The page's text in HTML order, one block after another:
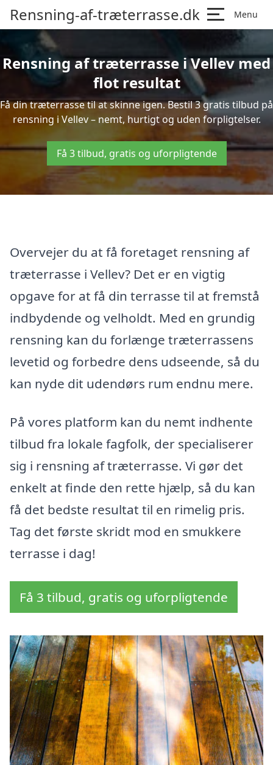
Rensning-af-træterrasse.dk Menu
Rensning af træterrasse i Vellev med
flot resultat
Få din træterrasse til at skinne igen. Bestil 3 gratis tilbud på
rensning i Vellev – nemt, hurtigt og uden forpligtelser.
Få 3 tilbud, gratis og uforpligtende
Overvejer du at få foretaget rensning af
træterrasse i Vellev? Det er en vigtig
opgave for at få din terrasse til at fremstå
indbydende og velholdt. Med en grundig
rensning kan du forlænge træterrassens
levetid og forbedre dens udseende, så du
kan nyde dit udendørs rum endnu mere.
På vores platform kan du nemt indhente
tilbud fra lokale fagfolk, der specialiserer
sig i rensning af træterrasse. Vi gør det
enkelt at finde den rette hjælp, så du kan
få det bedste resultat til en rimelig pris.
Tag det første skridt mod en smukkere
terrasse i dag!
Få 3 tilbud, gratis og uforpligtende